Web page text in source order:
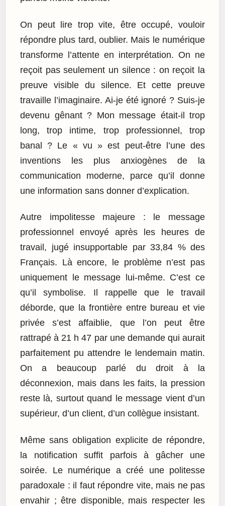
On peut lire trop vite, être occupé, vouloir
répondre plus tard, oublier. Mais le numérique
transforme l’attente en interprétation. On ne
reçoit pas seulement un silence : on reçoit la
preuve visible du silence. Et cette preuve
travaille l’imaginaire. Ai-je été ignoré ? Suis-je
devenu gênant ? Mon message était-il trop
long, trop intime, trop professionnel, trop
banal ? Le « vu » est peut-être l’une des
inventions les plus anxiogènes de la
communication moderne, parce qu’il donne
une information sans donner d’explication.
Autre impolitesse majeure : le message
professionnel envoyé après les heures de
travail, jugé insupportable par 33,84 % des
Français. Là encore, le problème n’est pas
uniquement le message lui-même. C’est ce
qu’il symbolise. Il rappelle que le travail
déborde, que la frontière entre bureau et vie
privée s’est affaiblie, que l’on peut être
rattrapé à 21 h 47 par une demande qui aurait
parfaitement pu attendre le lendemain matin.
On a beaucoup parlé du droit à la
déconnexion, mais dans les faits, la pression
reste là, surtout quand le message vient d’un
supérieur, d’un client, d’un collègue insistant.
Même sans obligation explicite de répondre,
la notification suffit parfois à gâcher une
soirée. Le numérique a créé une politesse
paradoxale : il faut répondre vite, mais ne pas
envahir ; être disponible, mais respecter les